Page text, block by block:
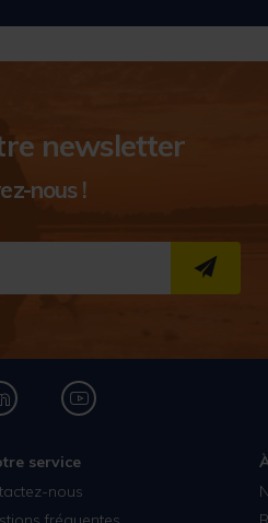
newsletter
nous !
service
nous